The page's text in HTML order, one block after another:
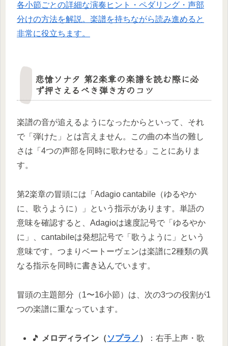
各小節ごとの詳細な演奏ヒント・ペダリング・声部
分けの方法を解説。楽譜を持ちながら読み進めると
非常に役立ちます。
悲愴ソナタ 第2楽章の楽譜を読む際に必
ず押さえるべき弾き方のコツ
楽譜の音が追えるようになったからといって、それ
で「弾けた」とは言えません。この曲の本当の難し
さは「4つの声部を同時に歌わせる」ことにありま
す。
第2楽章の冒頭には「Adagio cantabile（ゆるやか
に、歌うように）」という指示があります。単語の
意味を確認すると、Adagioは速度記号で「ゆるやか
に」、cantabileは発想記号で「歌うように」という
意味です。つまりベートーヴェンは楽譜に2種類の異
なる指示を同時に書き込んでいます。
冒頭の主題部分（1〜16小節）は、次の3つの役割が1
つの楽譜に重なっています。
🎵 メロディライン（ソプラノ ） ：右手上声・歌